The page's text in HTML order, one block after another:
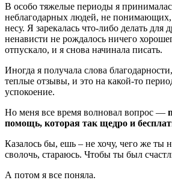
В особо тяжелые периоды я
неблагодарных людей, не понимающих,
несу. Я зарекалась что-либо делать для
ненависти не рождалось ничего
отпускало, и я снова начинала писать.
Иногда я получала слова
теплые отзывы, и это на какой-то
успокоение.
Но меня все время волновал вопрос —
помощь, которая так щедро и
Казалось бы, ешь – не хочу, чего же ты
сволочь, стараюсь. Чтобы ты был
А потом я все поняла.